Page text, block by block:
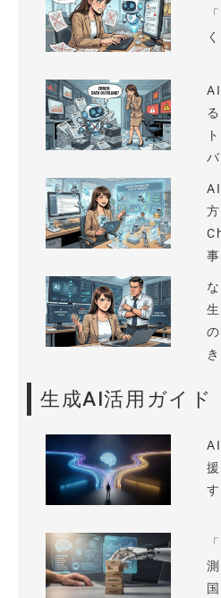
生成AI活用ガイド